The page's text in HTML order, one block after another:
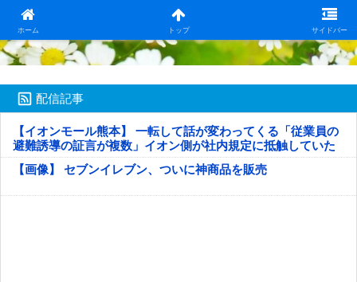
ホーム トップ サイドバー
日本第一！ニュース録
配信記事
【イオンモール熊本】 一転して話が変わってくる「従業員の
避難誘導の証言が複数」イオン側が社内規定に抵触していた
疑い
【画像】 セブンイレブン、ついに神商品を販売